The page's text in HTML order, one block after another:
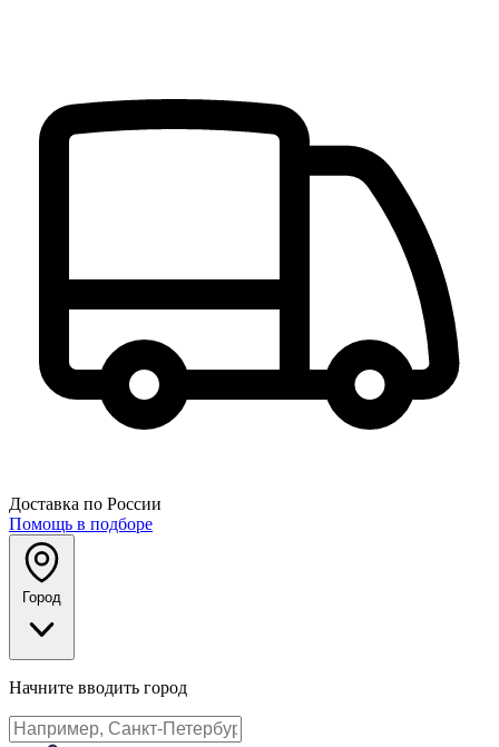
Доставка по России
Помощь в подборе
Город
Начните вводить город